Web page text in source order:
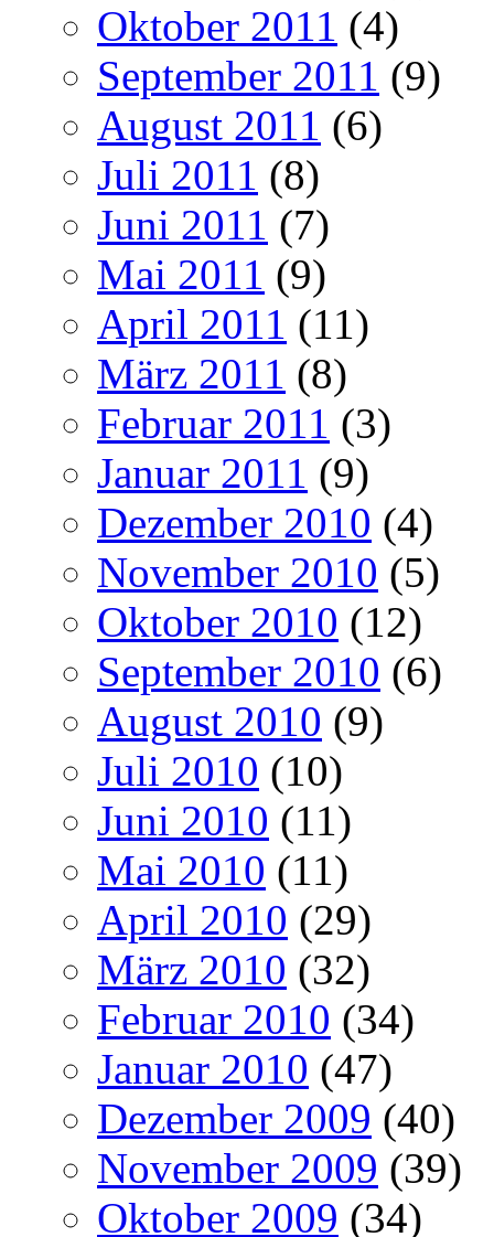
Oktober 2011 (4)
September 2011 (9)
August 2011 (6)
Juli 2011 (8)
Juni 2011 (7)
Mai 2011 (9)
April 2011 (11)
März 2011 (8)
Februar 2011 (3)
Januar 2011 (9)
Dezember 2010 (4)
November 2010 (5)
Oktober 2010 (12)
September 2010 (6)
August 2010 (9)
Juli 2010 (10)
Juni 2010 (11)
Mai 2010 (11)
April 2010 (29)
März 2010 (32)
Februar 2010 (34)
Januar 2010 (47)
Dezember 2009 (40)
November 2009 (39)
Oktober 2009 (34)